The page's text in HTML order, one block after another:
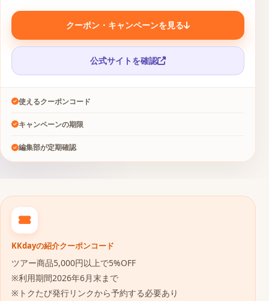
クーポン・キャンペーンを見る
公式サイトを確認
使えるクーポンコード
キャンペーンの期限
編集部が定期確認
KKdayの紹介クーポンコード
ツアー商品5,000円以上で5%OFF
※利用期間2026年6月末まで
※トクたび発行リンクから予約する必要あり